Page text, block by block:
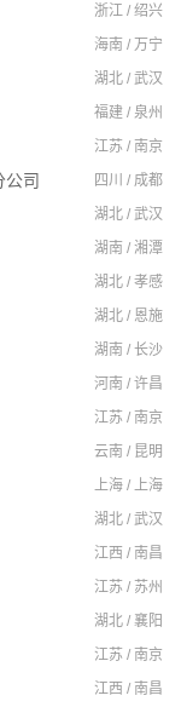
浙江 / 绍兴
海南 / 万宁
湖北 / 武汉
福建 / 泉州
江苏 / 南京
公司 四川 / 成都
湖北 / 武汉
湖南 / 湘潭
湖北 / 孝感
湖北 / 恩施
湖南 / 长沙
河南 / 许昌
江苏 / 南京
云南 / 昆明
上海 / 上海
湖北 / 武汉
江西 / 南昌
江苏 / 苏州
湖北 / 襄阳
江苏 / 南京
江西 / 南昌